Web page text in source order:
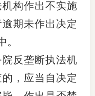
构作出不实施
期未作出决定
反垄断执法机
，应当自决定